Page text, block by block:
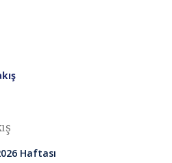
Haftası